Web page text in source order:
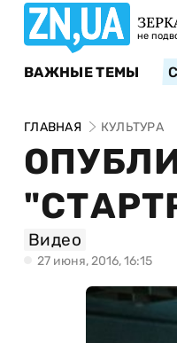
не
ВАЖНЫЕ ТЕМЫ
ГЛАВНАЯ КУЛЬТУРА
Видео
27 июня, 2016, 16:15